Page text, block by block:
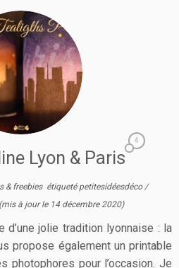
Lyon & Paris
4
& freebies étiqueté petitesidéesdéco /
(mis à jour le 14 décembre 2020)
d’une jolie tradition lyonnaise : la
propose également un printable
photophores pour l’occasion. Je